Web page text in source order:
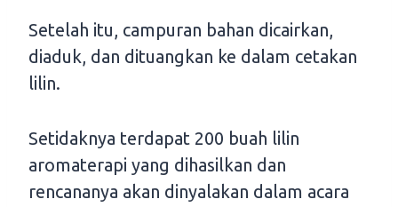
Setelah itu, campuran bahan dicairkan,
diaduk, dan dituangkan ke dalam cetakan
lilin.
Setidaknya terdapat 200 buah lilin
aromaterapi yang dihasilkan dan
rencananya akan dinyalakan dalam acara